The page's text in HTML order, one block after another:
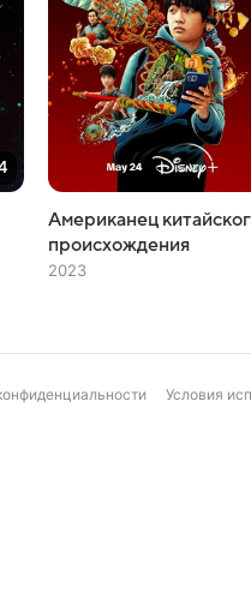
Американец
происхождения
2023
Условия